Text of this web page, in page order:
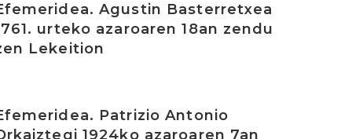
Agustin Basterretxea
urteko azaroaren 18an zendu
Lekeition
Patrizio Antonio
1924ko azaroaren 7an